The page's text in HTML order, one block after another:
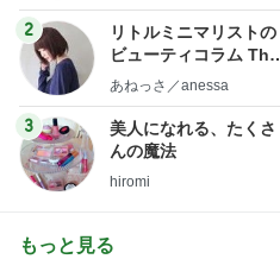
2
リトルミニマリストの
ビューティコラム The
little minimalist's bea
あねっさ／anessa
3
美人になれる、たくさ
んの魔法
hiromi
もっと見る